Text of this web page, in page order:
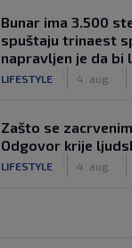
Bunar imа 3.500
spuštaju trinaest
napravljen je da bi
LIFESTYLE 4. aug.
Zašto se
Odgovor krije
LIFESTYLE 4. aug.